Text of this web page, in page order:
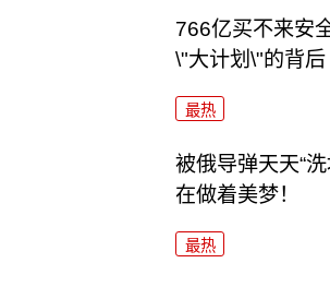
766亿买不来安
\"大计划\"的背后
最热
被俄导弹天天“
在做着美梦！
最热